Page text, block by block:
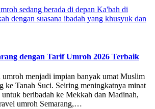
dengan Tarif Umroh 2026 Terbaik
umroh menjadi impian banyak umat Muslim
ke Tanah Suci. Seiring meningkatnya minat
untuk beribadah ke Mekkah dan Madinah,
umroh Semarang,…